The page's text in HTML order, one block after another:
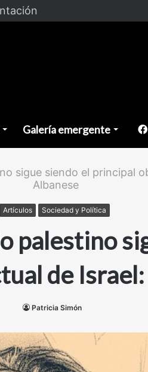
Galería emergente
sigue siendo el principal
Albanese
Artículos Sociedad y Política
palestino
de
Patricia Simón